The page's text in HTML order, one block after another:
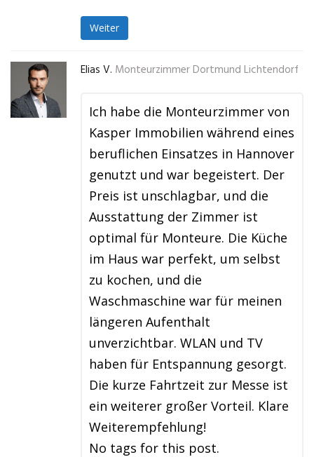
Weiter
Elias V. Monteurzimmer Dortmund Lichtendorf
Ich habe die Monteurzimmer von
Kasper Immobilien während eines
beruflichen Einsatzes in Hannover
genutzt und war begeistert. Der
Preis ist unschlagbar, und die
Ausstattung der Zimmer ist
optimal für Monteure. Die Küche
im Haus war perfekt, um selbst
zu kochen, und die
Waschmaschine war für meinen
längeren Aufenthalt
unverzichtbar. WLAN und TV
haben für Entspannung gesorgt.
Die kurze Fahrtzeit zur Messe ist
ein weiterer großer Vorteil. Klare
Weiterempfehlung!
No tags for this post.